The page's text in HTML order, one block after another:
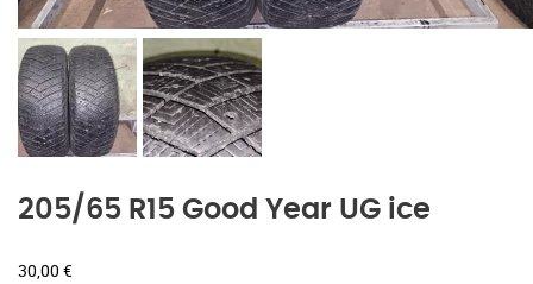
205/65 R15 Good Year UG ice
30,00 €